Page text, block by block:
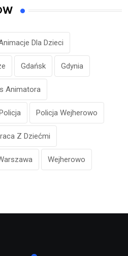
Dla Dzieci
Gdańsk Gdynia
Animatora
Policja Wejherowo
Z Dziećmi
Wejherowo